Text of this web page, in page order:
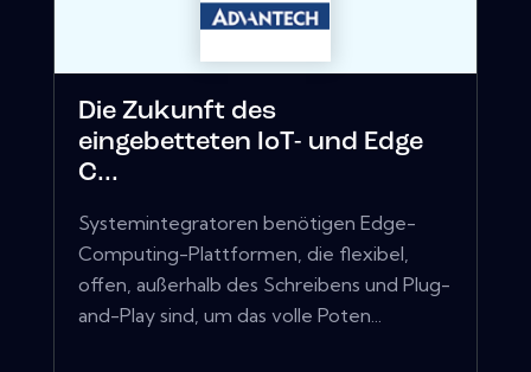
Die Zukunft des
eingebetteten IoT- und Edge
C...
Systemintegratoren benötigen Edge-
Computing-Plattformen, die flexibel,
offen, außerhalb des Schreibens und Plug-
and-Play sind, um das volle Poten...